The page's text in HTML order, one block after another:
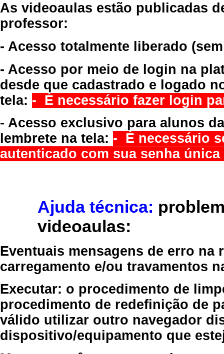
As videoaulas estão publicadas
professor:
- Acesso totalmente liberado
- Acesso por meio de login na
desde que cadastrado e logado
tela: - É necessário fazer login
- Acesso exclusivo para alunos
lembrete na tela: - É necessário
autenticado com sua senha
Ajuda técnica:
videoaulas:
Eventuais mensagens de erro
carregamento e/ou travamentos
Executar: o procedimento de
procedimento de redefinição de
válido utilizar outro navegador
dispositivo/equipamento que